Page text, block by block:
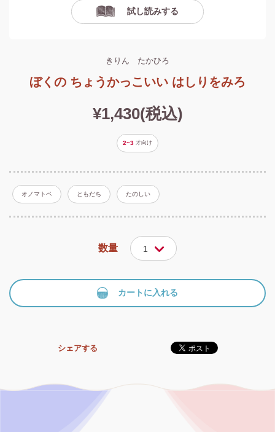
試し読みする
きりん たかひろ
ぼくの ちょうかっこいい はしりをみろ
¥1,430(税込)
2~3 才向け
オノマトペ ともだち たのしい
数量 1
カートに入れる
シェアする